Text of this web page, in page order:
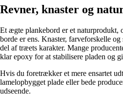
Revner, knaster og
Et ægte plankebord er et naturprodukt,
borde er ens. Knaster, farveforskelle
del af træets karakter. Mange
klar epoxy for at stabilisere pladen og
Hvis du foretrækker et mere ensartet
lamelopbygget plade eller bede
udseende.